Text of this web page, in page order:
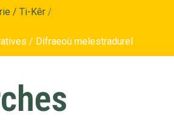
/ Ti-Kêr /
/ Difraeoù melestradurel